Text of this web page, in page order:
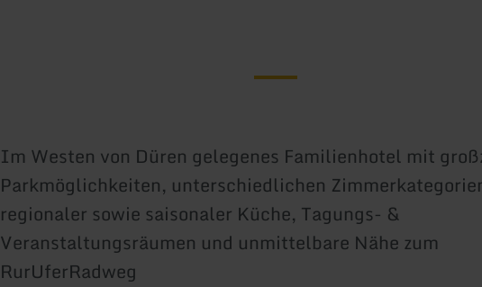
Im Westen von Düren gelegenes Familienhotel mit
Parkmöglichkeiten, unterschiedlichen
regionaler sowie saisonaler Küche, Tagungs- &
Veranstaltungsräumen und unmittelbare Nähe zum
RurUferRadweg